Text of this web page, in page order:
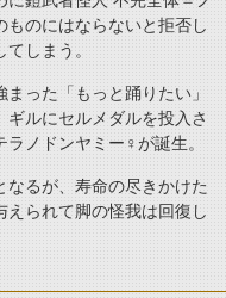
ものにはならないと拒否し
しまう。
った「もっと踊りたい」
ギルにセルメダルを投入さ
ノドンヤミー♀が誕生。
なるが、寿命の尽きかけた
えられて脚の怪我は回復し